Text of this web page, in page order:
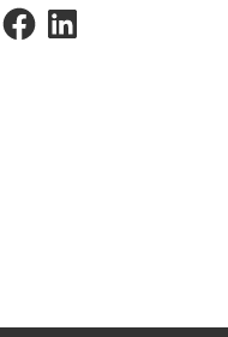
FacebookLinkedIn